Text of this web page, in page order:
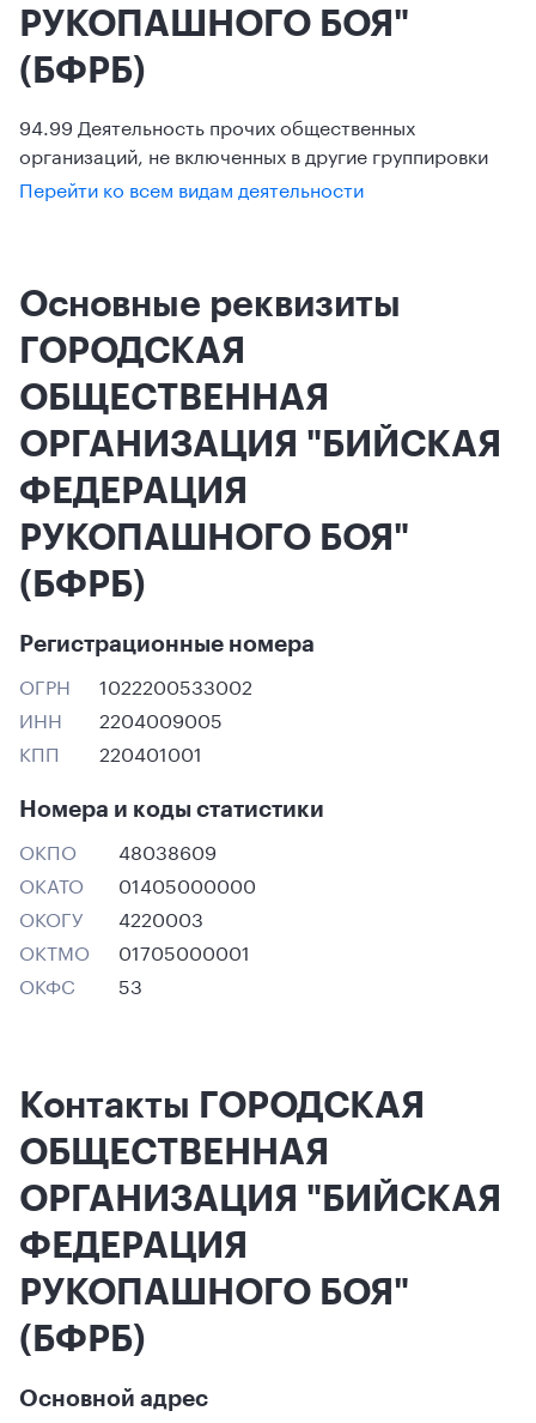
РУКОПАШНОГО БОЯ"
(БФРБ)
94.99 Деятельность прочих общественных
организаций, не включенных в другие группировки
Перейти ко всем видам деятельности
Основные реквизиты
ГОРОДСКАЯ
ОБЩЕСТВЕННАЯ
ОРГАНИЗАЦИЯ "БИЙСКАЯ
ФЕДЕРАЦИЯ
РУКОПАШНОГО БОЯ"
(БФРБ)
Регистрационные номера
ОГРН
1022200533002
ИНН
2204009005
КПП
220401001
Номера и коды статистики
ОКПО
48038609
ОКАТО
01405000000
ОКОГУ
4220003
ОКТМО
01705000001
ОКФС
53
Контакты ГОРОДСКАЯ
ОБЩЕСТВЕННАЯ
ОРГАНИЗАЦИЯ "БИЙСКАЯ
ФЕДЕРАЦИЯ
РУКОПАШНОГО БОЯ"
(БФРБ)
Основной адрес